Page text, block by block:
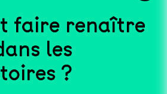
faire renaître
les
?